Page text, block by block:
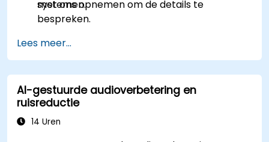
systemen.
met ons opnemen om de details te
bespreken.
Lees meer...
AI-gestuurde audioverbetering en
ruisreductie
14 Uren